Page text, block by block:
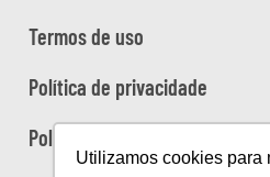
Utilizamos cookies para
Termos de uso
Política de privacidade
Política de cookies